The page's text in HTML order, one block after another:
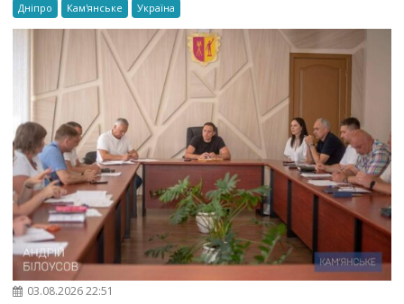
Дніпро Кам'янське Україна
03.08.2026 22:51